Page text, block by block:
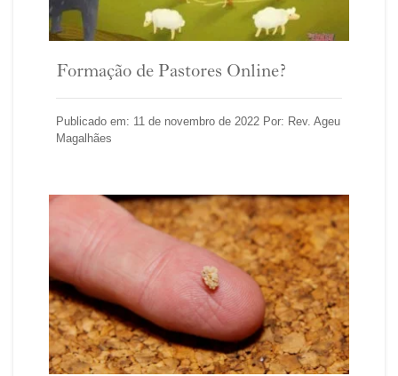
Formação de Pastores Online?
Publicado em: 11 de novembro de 2022 Por: Rev. Ageu
Magalhães